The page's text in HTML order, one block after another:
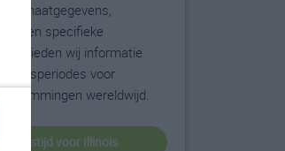
klimaatgegevens,
en specifieke
bieden wij informatie
reisperiodes voor
wereldwijd.
reistijd voor Illinois